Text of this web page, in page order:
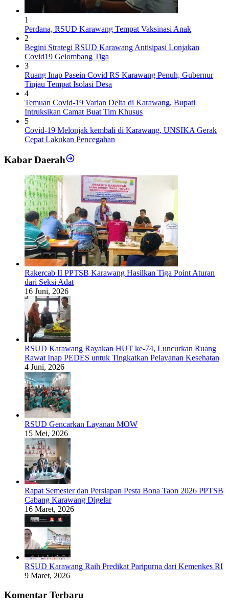
1
Perdana, RSUD Karawang Tempat Vaksinasi Anak
2
Begini Strategi RSUD Karawang Antisipasi Lonjakan
Covid19 Gelombang Tiga
3
Ruang Inap Pasein Covid RS Karawang Penuh, Gubernur
Tinjau Tempat Isolasi Desa
4
Temuan Covid-19 Varian Delta di Karawang, Bupati
Intruksikan Camat Buat Tim Khusus
5
Covid-19 Melonjak kembali di Karawang, UNSIKA Gerak
Cepat Lakukan Pencegahan
Kabar Daerah
Rakercab II PPTSB Karawang Hasilkan Tiga Point Aturan
dari Seksi Adat
16 Juni, 2026
RSUD Karawang Rayakan HUT ke-74, Luncurkan Ruang
Rawat Inap PEDES untuk Tingkatkan Pelayanan Kesehatan
4 Juni, 2026
RSUD Gencarkan Layanan MOW
15 Mei, 2026
Rapat Semester dan Persiapan Pesta Bona Taon 2026 PPTSB
Cabang Karawang Digelar
16 Maret, 2026
RSUD Karawang Raih Predikat Paripurna dari Kemenkes RI
9 Maret, 2026
Komentar Terbaru